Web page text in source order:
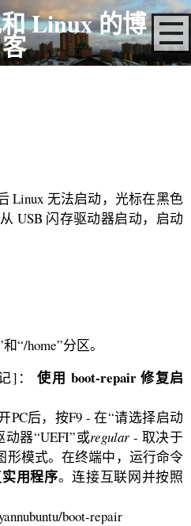
Linux 的博
客
Linux 无法启动，光标在黑色
USB 闪存驱动器启动，启动
“/home”分区。
]： 使用 boot-repair 修复启
PC后，按F9 - 在“请选择启动
器“UEFI”或regular - 取决于
形模式。在终端中，运行命令
用程序。连接互联网并按照
boot-repair